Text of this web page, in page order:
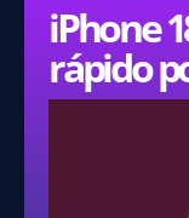
iPhone
rápido